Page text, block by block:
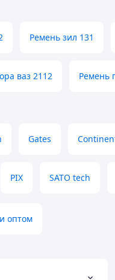
Ремень зил 131
ваз 2112 Ремень
Gates
PIX SATO tech
оптом